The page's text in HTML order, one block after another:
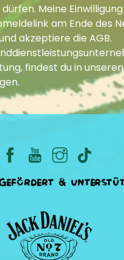
Meine
am Ende des
akzeptiere die AGB.
findest du in unseren
.
&